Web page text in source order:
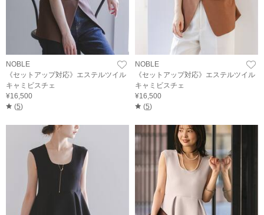
NOBLE
《セットアップ対応》エステルツイル
キャミビスチェ
¥16,500
(5)
NOBLE
《セットアップ対応》エステルツイル
キャミビスチェ
¥16,500
(5)